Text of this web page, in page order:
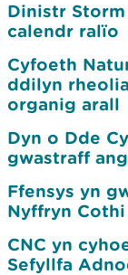
Dinistr
calendr ralïo
Cyfoeth
ddilyn
organig arall
Dyn o Dde
gwastraff
Ffensys yn
Nyffryn Cothi
CNC yn
Sefyllfa